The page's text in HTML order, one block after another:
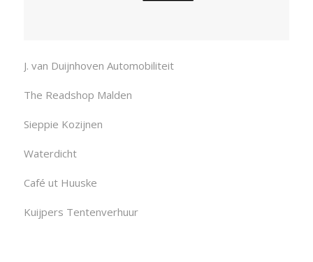
J. van Duijnhoven Automobiliteit
The Readshop Malden
Sieppie Kozijnen
Waterdicht
Café ut Huuske
Kuijpers Tentenverhuur